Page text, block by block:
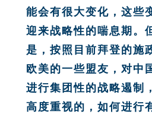
能会有很大变化，这些
迎来战略性的喘息期。
是，按照目前拜登的施
欧美的一些盟友，对中
进行集团性的战略遏制
高度重视的，如何进行